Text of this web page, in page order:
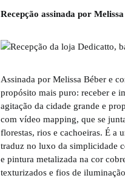
Recepção assinada por
Assinada por Melissa Béber e
propósito mais puro: receber e
agitação da cidade grande e
com vídeo mapping, que se
florestas, rios e cachoeiras. É a
traduz no luxo da simplicidade
e pintura metalizada na cor
texturizados e fios de